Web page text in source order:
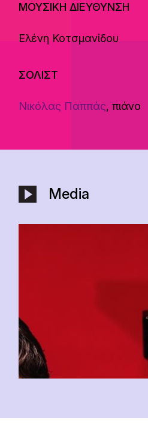
ΜΟΥΣΙΚΗ ΔΙΕΥΘΥΝΣΗ
Ελένη Κοτσμανίδου
ΣΟΛΙΣΤ
Νικόλας Παππάς, πιάνο
Media